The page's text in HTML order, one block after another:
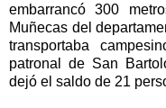
embarrancó 300
Muñecas del
transportaba
patronal de San
dejó el saldo de 21